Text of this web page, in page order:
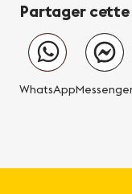
Partager cette
WhatsApp